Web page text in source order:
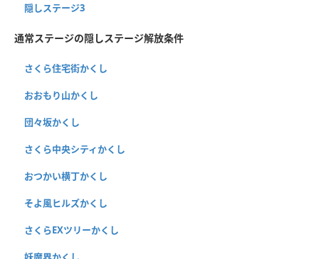
隠しステージ3
通常ステージの隠しステージ解放条件
さくら住宅街かくし
おおもり山かくし
団々坂かくし
さくら中央シティかくし
おつかい横丁かくし
そよ風ヒルズかくし
さくらEXツリーかくし